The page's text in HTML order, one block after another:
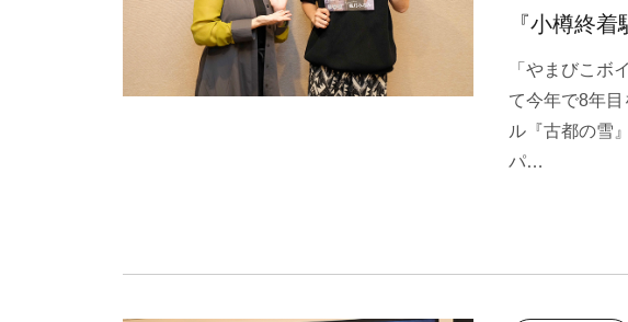
『小樽終
「やまびこボ
て今年で8年
ル『古都の雪
パ…